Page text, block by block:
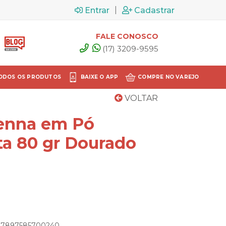
Entrar Cadastrar
FALE CONOSCO
(17) 3209-9595
OS PRODUTOS BAIXE O APP COMPRE NO VAREJO
VOLTAR
em Pó
80 gr Dourado